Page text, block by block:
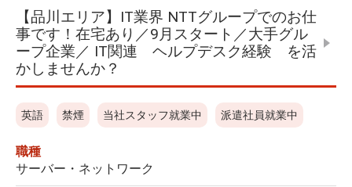
【品川エリア】IT業界 NTTグループでのお仕
事です！在宅あり／9月スタート／大手グル
ープ企業／ IT関連 ヘルプデスク経験 を活
かしませんか？
英語 禁煙 当社スタッフ就業中 派遣社員就業中
職種
サーバー・ネットワーク